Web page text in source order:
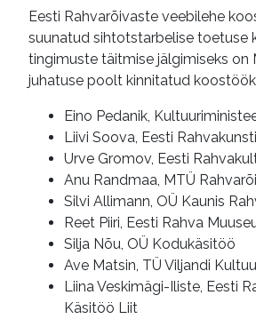
Eesti Rahvarõivaste veebilehe
suunatud sihtotstarbelise toetuse
tingimuste täitmise jälgimiseks on
juhatuse poolt kinnitatud
Eino Pedanik,
Liivi Soova, Eesti
Urve Gromov, Eesti
Anu Randmaa, MTÜ
Silvi Allimann, OÜ Kaunis
Reet Piiri, Eesti Rahva
Silja Nõu, OÜ
Ave Matsin, TÜ Viljandi
Liina Veskimägi-Iliste, Eesti
Käsitöö Liit